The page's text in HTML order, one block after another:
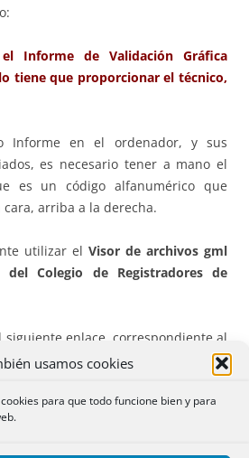
usamos cookies
para que todo funcione bien y para
de Validación Gráfica
tiene que proporcionar el técnico,
Informe en el ordenador, y sus
es necesario tener a mano el
es un código alfanumérico que
arriba a la derecha.
utilizar el Visor de archivos gml
Colegio de Registradores de
siguiente enlace, correspondiente al
de Diciembre.
web/secciones/
o-n/informe-oficina-notarial-